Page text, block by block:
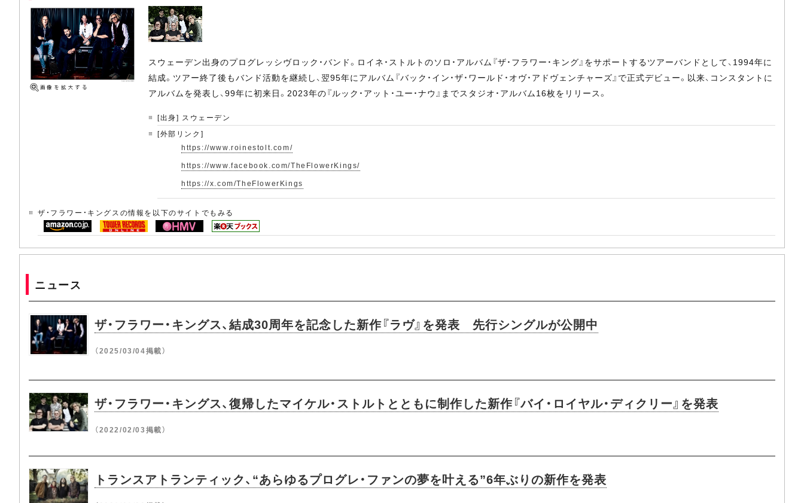
スウェーデン出身のプログレッシヴロック・バンド。ロイネ・ストルトのソロ・アルバム『ザ・フラワー・キング』をサポートするツアーバンドとして、1994年に
結成。ツアー終了後もバンド活動を継続し、翌95年にアルバム『バック・イン・ザ・ワールド・オヴ・アドヴェンチャーズ』で正式デビュー。以来、コンスタントに
アルバムを発表し、99年に初来日。2023年の『ルック・アット・ユー・ナウ』までスタジオ・アルバム16枚をリリース。
[出身] スウェーデン
[外部リンク]
https://www.roinestolt.com/
https://www.facebook.com/TheFlowerKings/
https://x.com/TheFlowerKings
ザ・フラワー・キングスの情報を以下のサイトでもみる
ニュース
ザ・フラワー・キングス、結成30周年を記念した新作『ラヴ』を発表 先行シングルが公開中
（2025/03/04掲載）
ザ・フラワー・キングス、復帰したマイケル・ストルトとともに制作した新作『バイ・ロイヤル・ディクリー』を発表
（2022/02/03掲載）
トランスアトランティック、“あらゆるプログレ・ファンの夢を叶える”6年ぶりの新作を発表